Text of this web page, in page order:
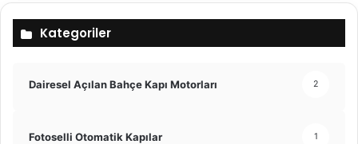
Kategoriler
Dairesel Açılan Bahçe Kapı Motorları 2
Fotoselli Otomatik Kapılar 1